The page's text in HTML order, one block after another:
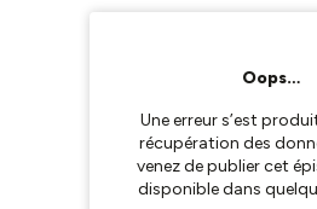
Oops…
Une erreur s’est
récupération des
venez de publier cet
disponible dans